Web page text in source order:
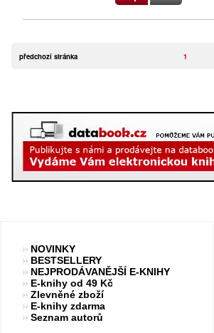
předchozí stránka 1
NOVINKY
BESTSELLERY
NEJPRODÁVANĚJŠÍ E-KNIHY
E-knihy od 49 Kč
Zlevněné zboží
E-knihy zdarma
Seznam autorů